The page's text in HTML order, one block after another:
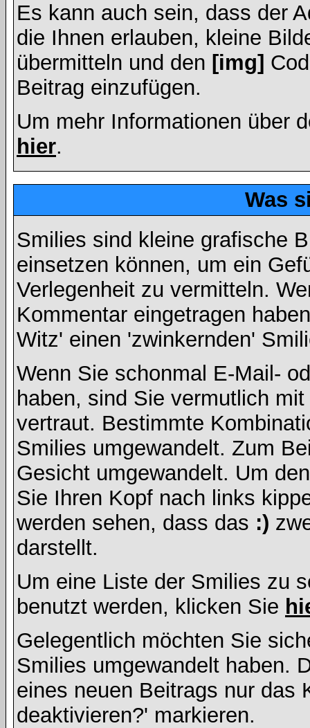
Es kann auch sein, dass der
die Ihnen erlauben, kleine
übermitteln und den [img]
Beitrag einzufügen.
Um mehr Informationen über
hier.
Was
Smilies sind kleine grafische
einsetzen können, um ein
Verlegenheit zu vermitteln.
Kommentar eingetragen
Witz' einen 'zwinkernden'
Wenn Sie schonmal E-Mail-
haben, sind Sie vermutlich
vertraut. Bestimmte
Smilies umgewandelt. Zum
Gesicht umgewandelt. Um
Sie Ihren Kopf nach links
werden sehen, dass das :)
darstellt.
Um eine Liste der Smilies zu
benutzt werden, klicken Sie
Gelegentlich möchten Sie
Smilies umgewandelt haben.
eines neuen Beitrags nur das
deaktivieren?' markieren.